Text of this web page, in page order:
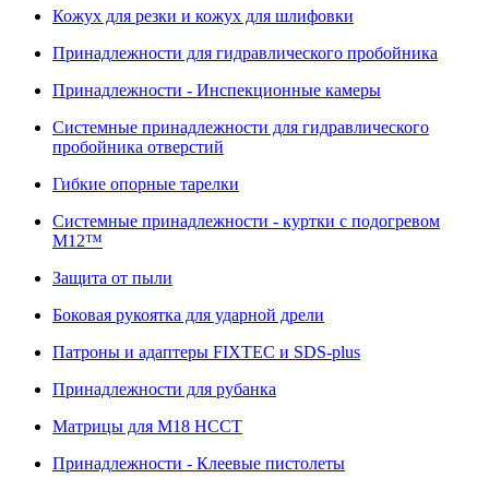
Кожух для резки и кожух для шлифовки
Принадлежности для гидравлического пробойника
Принадлежности - Инспекционные камеры
Системные принадлежности для гидравлического
пробойника отверстий
Гибкие опорные тарелки
Системные принадлежности - куртки с подогревом
M12™
Защита от пыли
Боковая рукоятка для ударной дрели
Патроны и адаптеры FIXTEC и SDS-plus
Принадлежности для рубанка
Матрицы для M18 HCCT
Принадлежности - Клеевые пистолеты